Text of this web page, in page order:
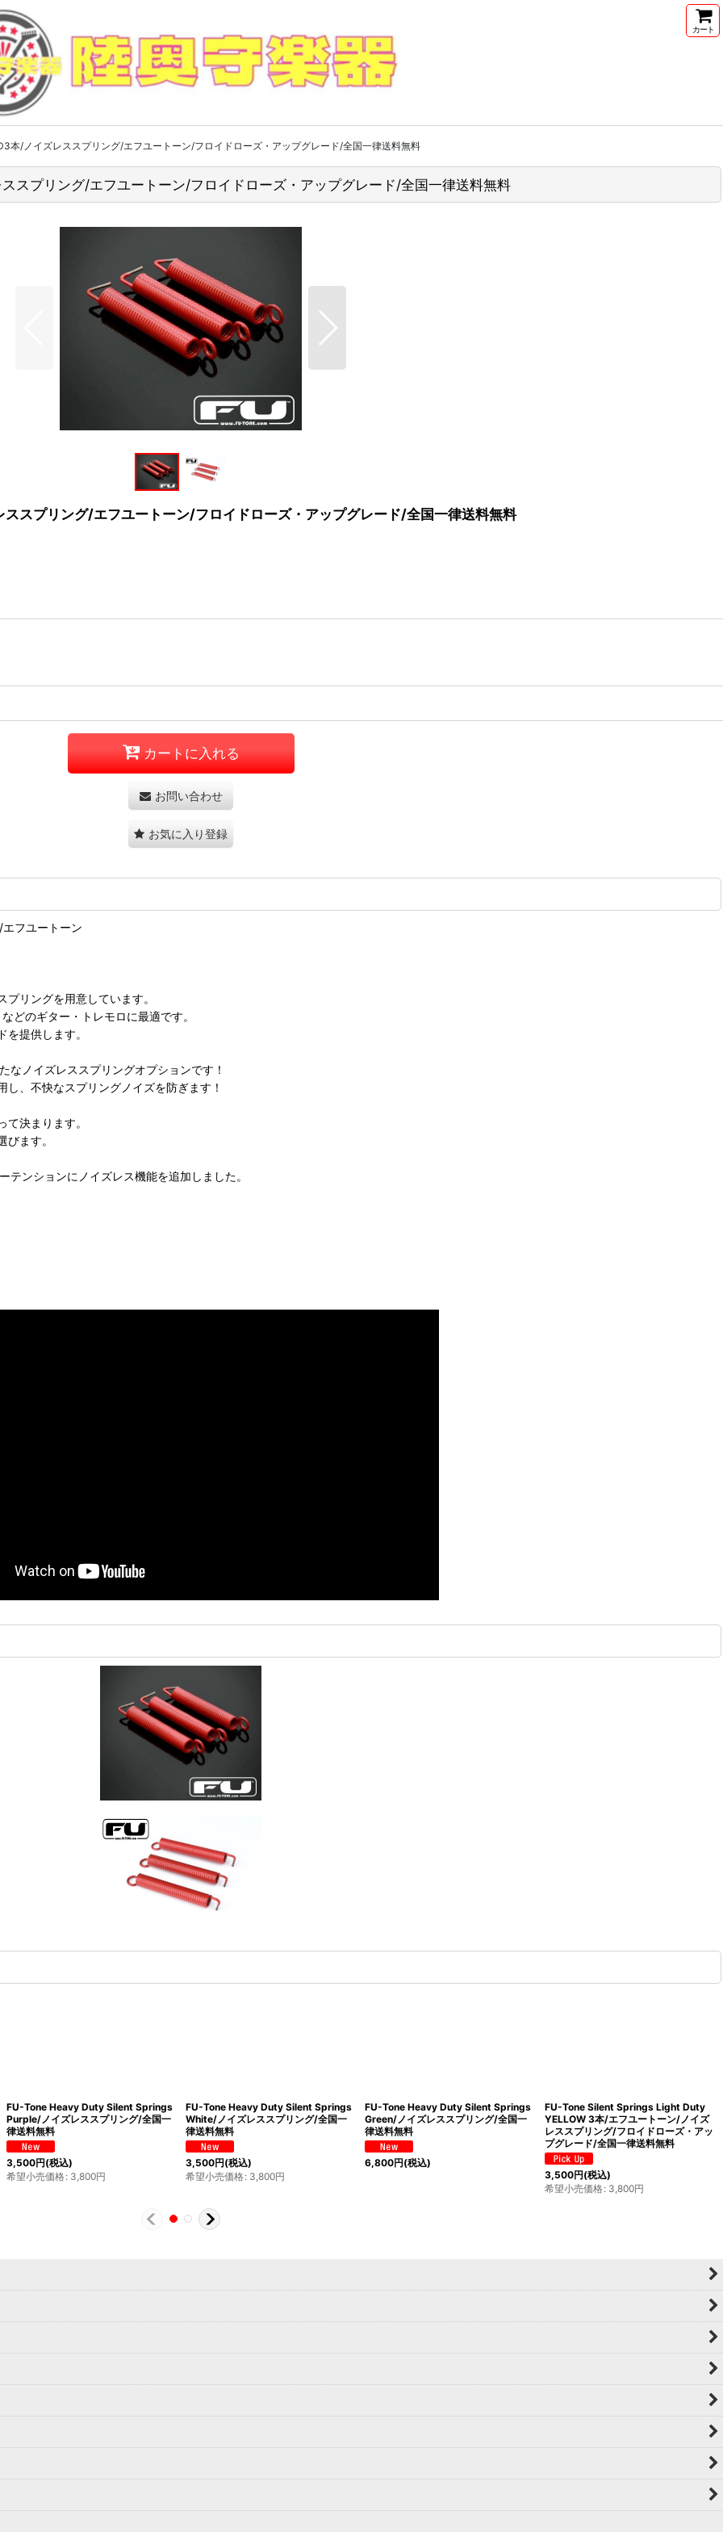
カート
本/ノイズレススプリング/エフユートーン/フロイドローズ・アップグレード/全国一律送料無料
プリング/エフユートーン/フロイドローズ・アップグレード/全国一律送料無料
プリング/エフユートーン/フロイドローズ・アップグレード/全国一律送料無料
カートに入れる
お問い合わせ
お気に入り登録
フユートーン
リングを用意しています。
のギター・トレモロに最適です。
提供します。
ノイズレススプリングオプションです！
、不快なスプリングノイズを防ぎます！
決まります。
ます。
ンションにノイズレス機能を追加しました。
FU-Tone Heavy Duty Silent Springs
Purple/ノイズレススプリング/全国一
律送料無料
3,500円(税込)
希望小売価格: 3,800円
FU-Tone Heavy Duty Silent Springs
White/ノイズレススプリング/全国一
律送料無料
3,500円(税込)
希望小売価格: 3,800円
FU-Tone Heavy Duty Silent Springs
Green/ノイズレススプリング/全国一
律送料無料
6,800円(税込)
FU-Tone Silent Springs Light Duty
YELLOW 3本/エフユートーン/ノイズ
レススプリング/フロイドローズ・アッ
プグレード/全国一律送料無料
3,500円(税込)
希望小売価格: 3,800円